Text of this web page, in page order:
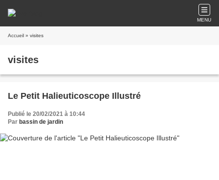
MENU
Accueil » visites
visites
Le Petit Halieuticoscope Illustré
Publié le 20/02/2021 à 10:44
Par bassin de jardin